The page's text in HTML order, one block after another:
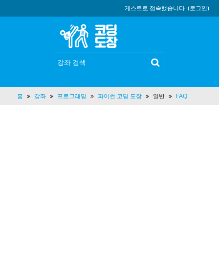
게스트로 접속했습니다. (로그인)
홈 강좌 프로그래밍 파이썬 코딩 도장 일반 FAQ